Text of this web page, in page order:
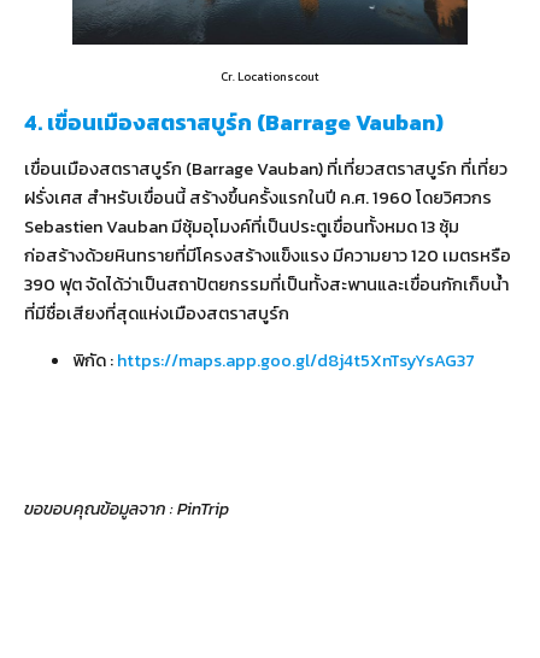
Cr. Locationscout
4. เขื่อนเมืองสตราสบูร์ก (Barrage Vauban)
เขื่อนเมืองสตราสบูร์ก (Barrage Vauban) ที่เที่ยวสตราสบูร์ก ที่เที่ยว
ฝรั่งเศส สำหรับเขื่อนนี้ สร้างขึ้นครั้งแรกในปี ค.ศ. 1960 โดยวิศวกร
Sebastien Vauban มีซุ้มอุโมงค์ที่เป็นประตูเขื่อนทั้งหมด 13 ซุ้ม
ก่อสร้างด้วยหินทรายที่มีโครงสร้างแข็งแรง มีความยาว 120 เมตรหรือ
390 ฟุต จัดได้ว่าเป็นสถาปัตยกรรมที่เป็นทั้งสะพานและเขื่อนกักเก็บน้ำ
ที่มีชื่อเสียงที่สุดแห่งเมืองสตราสบูร์ก
พิกัด :https://maps.app.goo.gl/d8j4t5XnTsyYsAG37
ขอขอบคุณข้อมูลจาก : PinTrip